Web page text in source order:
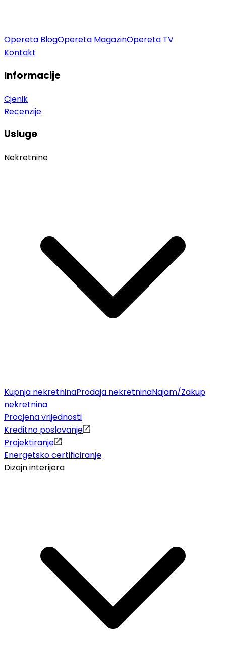
Opereta BlogOpereta MagazinOpereta TV
Kontakt
Informacije
Cjenik
Recenzije
Usluge
Nekretnine
Kupnja nekretninaProdaja nekretninaNajam/Zakup
nekretnina
Procjena vrijednosti
Kreditno poslovanje
Projektiranje
Energetsko certificiranje
Dizajn interijera